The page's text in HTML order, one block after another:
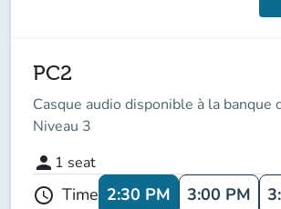
PC2
Casque audio disponible à la banque
Niveau 3
person 1 seat
schedule Time 2:30 PM 3:00 PM